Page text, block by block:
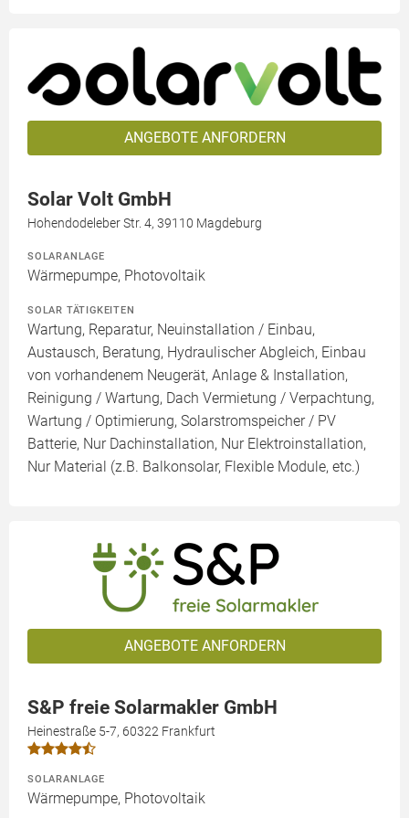
ANGEBOTE ANFORDERN
Solar Volt GmbH
Hohendodeleber Str. 4, 39110 Magdeburg
SOLARANLAGE
Wärmepumpe, Photovoltaik
SOLAR TÄTIGKEITEN
Wartung, Reparatur, Neuinstallation / Einbau,
Austausch, Beratung, Hydraulischer Abgleich, Einbau
von vorhandenem Neugerät, Anlage & Installation,
Reinigung / Wartung, Dach Vermietung / Verpachtung,
Wartung / Optimierung, Solarstromspeicher / PV
Batterie, Nur Dachinstallation, Nur Elektroinstallation,
Nur Material (z.B. Balkonsolar, Flexible Module, etc.)
ANGEBOTE ANFORDERN
S&P freie Solarmakler GmbH
Heinestraße 5-7, 60322 Frankfurt
SOLARANLAGE
Wärmepumpe, Photovoltaik